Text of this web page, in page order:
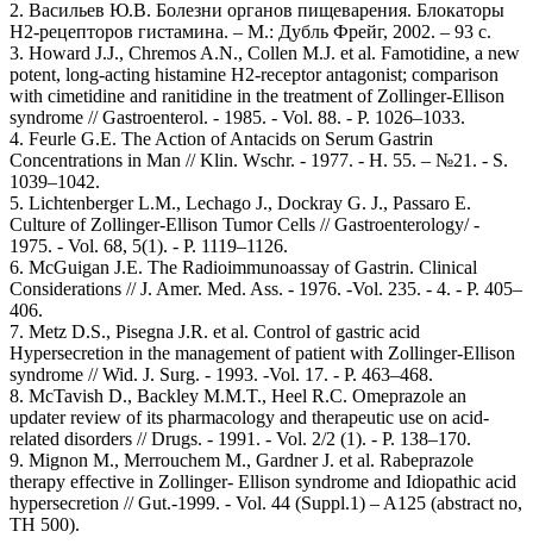
2. Васильев Ю.В. Болезни органов пищеварения. Блокаторы
Н2-рецепторов гистамина. – М.: Дубль Фрейг, 2002. – 93 с.
3. Howard J.J., Chremos A.N., Collen M.J. et al. Famotidine, a new
potent, long-acting histamine H2-receptor antagonist; comparison
with cimetidine and ranitidine in the treatment of Zollinger-Ellison
syndrome // Gastroenterol. - 1985. - Vol. 88. - P. 1026–1033.
4. Feurle G.E. The Action of Antacids on Serum Gastrin
Concentrations in Man // Klin. Wschr. - 1977. - H. 55. – №21. - S.
1039–1042.
5. Lichtenberger L.M., Lechago J., Dockray G. J., Passaro E.
Culture of Zollinger-Ellison Tumor Cells // Gastroenterology/ -
1975. - Vol. 68, 5(1). - P. 1119–1126.
6. McGuigan J.E. The Radioimmunoassay of Gastrin. Clinical
Considerations // J. Amer. Med. Ass. - 1976. -Vol. 235. - 4. - P. 405–
406.
7. Metz D.S., Pisegna J.R. et al. Control of gastric acid
Hypersecretion in the management of patient with Zollinger-Ellison
syndrome // Wid. J. Surg. - 1993. -Vol. 17. - P. 463–468.
8. McTavish D., Backley M.M.T., Heel R.C. Omeprazole an
updater review of its pharmacology and therapeutic use on acid-
related disorders // Drugs. - 1991. - Vol. 2/2 (1). - P. 138–170.
9. Mignon M., Merrouchem M., Gardner J. et al. Rabeprazole
therapy effective in Zollinger- Ellison syndrome and Idiopathic acid
hypersecretion // Gut.-1999. - Vol. 44 (Suppl.1) – A125 (abstract no,
TH 500).